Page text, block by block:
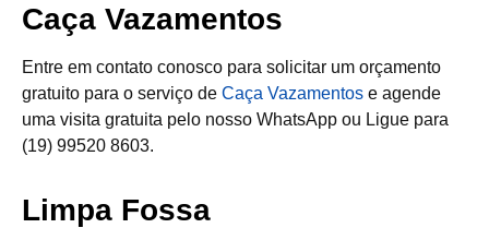
Caça Vazamentos
Entre em contato conosco para solicitar um orçamento
gratuito para o serviço de Caça Vazamentos e agende
uma visita gratuita pelo nosso WhatsApp ou Ligue para
(19) 99520 8603.
Limpa Fossa